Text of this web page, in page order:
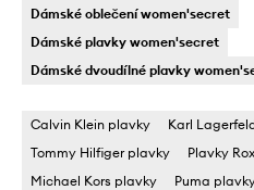
Dámské oblečení women'secret
Dámské plavky women'secret
Dámské dvoudílné plavky
Calvin Klein plavky Karl
Tommy Hilfiger plavky
Plavky
Michael Kors plavky
Puma